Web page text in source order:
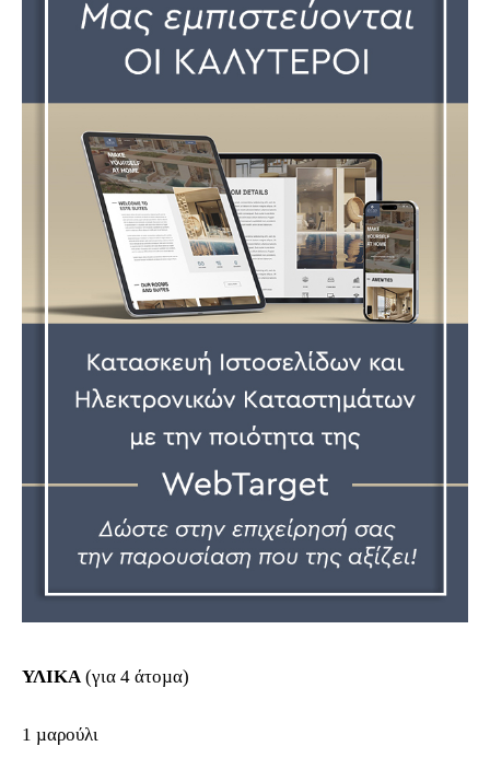
ΥΛΙΚΑ(για 4 άτοµα)
1 µαρούλι